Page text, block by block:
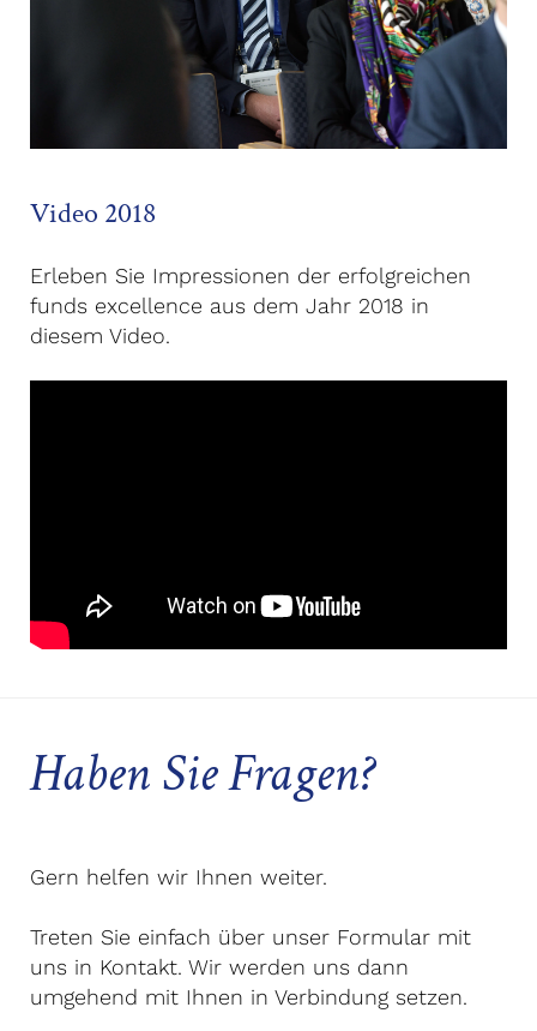
Video 2018
Erleben Sie Impressionen der erfolgreichen
funds excellence aus dem Jahr 2018 in
diesem Video.
Haben Sie Fragen?
Gern helfen wir Ihnen weiter.
Treten Sie einfach über unser Formular mit
uns in Kontakt. Wir werden uns dann
umgehend mit Ihnen in Verbindung setzen.